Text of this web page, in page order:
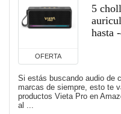
OFERTA
5
hasta
Si estás buscando audio de
marcas de siempre, esto te
productos Vieta Pro en
al ...